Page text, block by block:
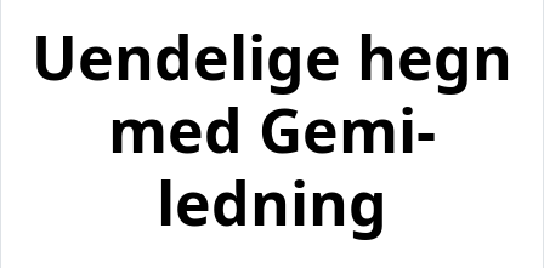
Uendelige hegn
med Gemi-
ledning